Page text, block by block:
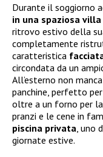
Durante il soggiorno
in una spaziosa villa
ritrovo estivo della
completamente
caratteristica
circondata da un
All’esterno non
panchine, perfetto
oltre a un forno per la
pranzi e le cene in
piscina privata , uno
giornate estive.